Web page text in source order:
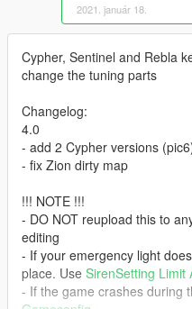
2021. január 18.
Cypher, Sentinel and Rebla
change the tuning parts
Changelog:
4.0
- add 2 Cypher versions
- fix Zion dirty map
!!! NOTE !!!
- DO NOT reupload this to
editing
- If your emergency light
place. Use SirenSetting Limit
- If the game crashes during